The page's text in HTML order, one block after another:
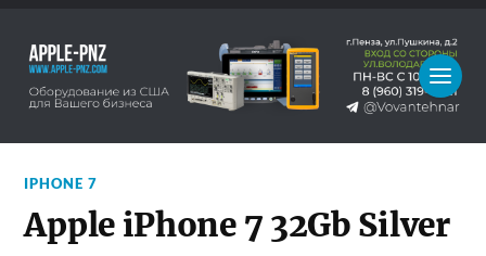
IPHONE 7
Apple iPhone 7 32Gb Silver